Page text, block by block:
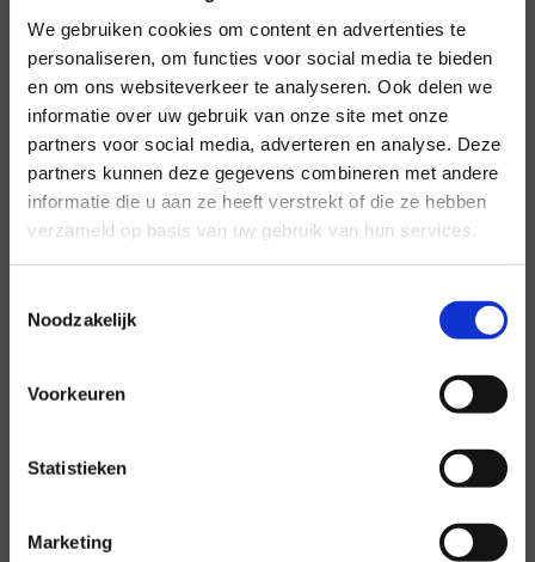
We gebruiken cookies om content en advertenties te
personaliseren, om functies voor social media te bieden
en om ons websiteverkeer te analyseren. Ook delen we
informatie over uw gebruik van onze site met onze
partners voor social media, adverteren en analyse. Deze
partners kunnen deze gegevens combineren met andere
informatie die u aan ze heeft verstrekt of die ze hebben
verzameld op basis van uw gebruik van hun services.
Noodzakelijk
Voorkeuren
Statistieken
Marketing
Voor al uw evenementen en
partijen
Hansen Evenementen is uw partner voor
evenementen van groot tot klein.
Lees verder